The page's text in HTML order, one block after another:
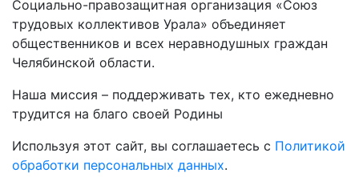
Социально-правозащитная организация «Союз
трудовых коллективов Урала» объединяет
общественников и всех неравнодушных граждан
Челябинской области.
Наша миссия – поддерживать тех, кто ежедневно
трудится на благо своей Родины
Используя этот сайт, вы соглашаетесь с Политикой
обработки персональных данных.